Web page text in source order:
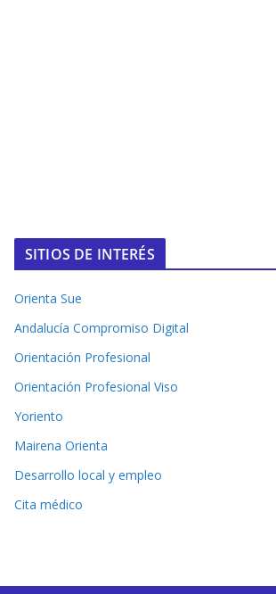
SITIOS DE INTERÉS
Orienta Sue
Andalucía Compromiso Digital
Orientación Profesional
Orientación Profesional Viso
Yoriento
Mairena Orienta
Desarrollo local y empleo
Cita médico